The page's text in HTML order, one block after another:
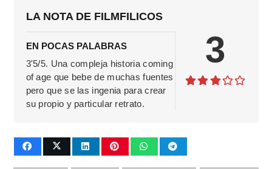
LA NOTA DE FILMFILICOS
EN POCAS PALABRAS
3'5/5. Una compleja historia coming
of age que bebe de muchas fuentes
pero que se las ingenia para crear
su propio y particular retrato.
3